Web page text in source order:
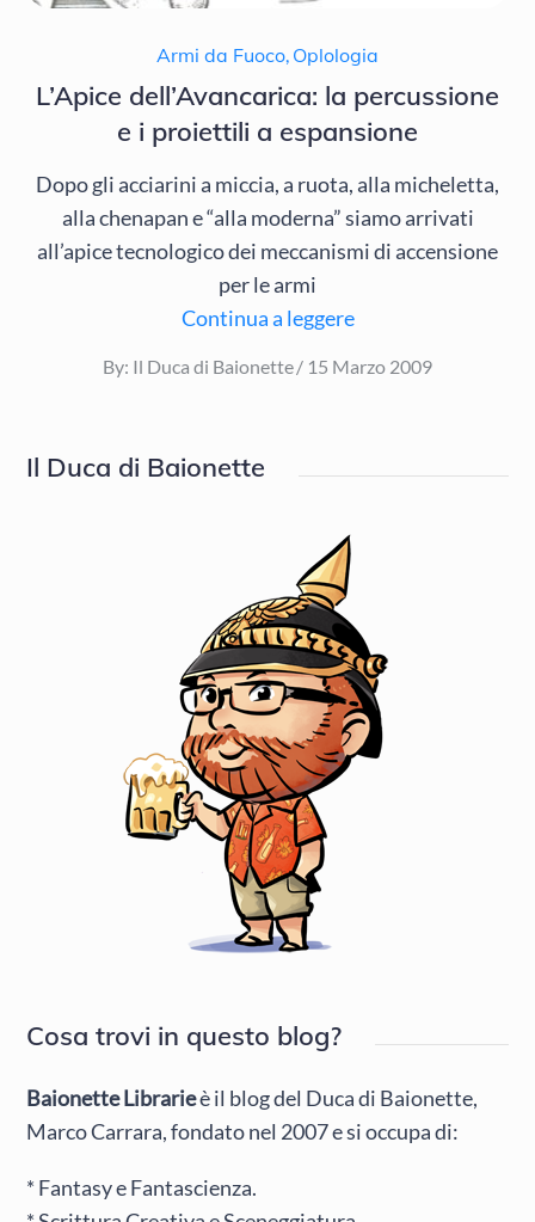
Armi da Fuoco, Oplologia
L’Apice dell’Avancarica: la percussione
e i proiettili a espansione
Dopo gli acciarini a miccia, a ruota, alla micheletta,
alla chenapan e “alla moderna” siamo arrivati
all’apice tecnologico dei meccanismi di accensione
per le armi
Continua a leggere
By: Il Duca di Baionette
Posted
15 Marzo 2009
Il Duca di Baionette
Cosa trovi in questo blog?
Baionette Librarieè il blog del Duca di Baionette,
Marco Carrara, fondato nel 2007 e si occupa di:
* Fantasy e Fantascienza.